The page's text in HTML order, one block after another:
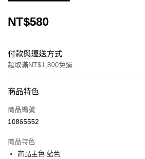
NT$580
付款與運送方式
超取滿NT$1,800免運
信用卡一次付款
LINE Pay
街口支付
商品特色
商品編號
10865552
商品特色
商品主色:藍色